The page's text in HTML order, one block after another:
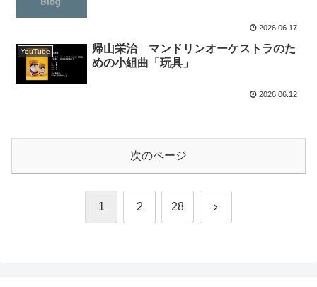
2026.06.17
YouTube
帰山栄治 マンドリンオーケストラのた
めの小組曲「玩具」
2026.06.12
次のページ
1 2 28 次